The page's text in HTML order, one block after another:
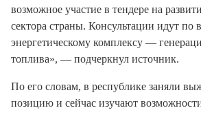
возможное участие в тендере на
сектора страны. Консультации идут по
энергетическому комплексу —
топлива», — подчеркнул источник.
По его словам, в республике заняли
позицию и сейчас изучают